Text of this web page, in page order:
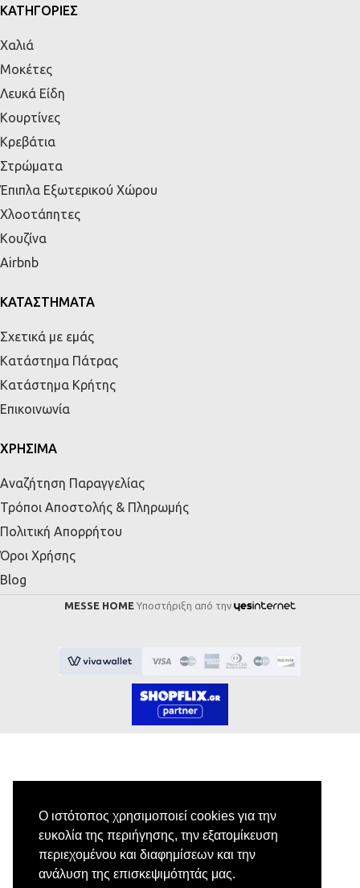
Ο ιστότοπος χρησιμοποιεί cookies για την
ευκολία της περιήγησης, την εξατομίκευση
περιεχομένου και διαφημίσεων και την
ανάλυση της επισκεψιμότητάς μας.
ΚΑΤΗΓΟΡΙΕΣ
Χαλιά
Μοκέτες
Λευκά Είδη
Κουρτίνες
Κρεβάτια
Στρώματα
Έπιπλα Εξωτερικού Χώρου
Χλοοτάπητες
Κουζίνα
Airbnb
ΚΑΤΑΣΤΗΜΑΤΑ
Σχετικά με εμάς
Κατάστημα Πάτρας
Κατάστημα Κρήτης
Επικοινωνία
ΧΡΗΣΙΜΑ
Αναζήτηση Παραγγελίας
Τρόποι Αποστολής & Πληρωμής
Πολιτική Απορρήτου
Όροι Χρήσης
Blog
MESSE HOME Υποστήριξη από την
Κάνε εγγραφή στο newsletter μας για να
λαμβάνεις αποκλειστικές προσφορές.